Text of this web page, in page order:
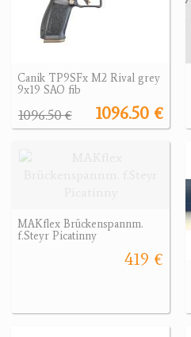
Canik TP9SFx M2 Rival grey
9x19 SAO fib
1096.50 €
1096.50 €
MAKflex Brückenspannm.
f.Steyr Picatinny
419 €